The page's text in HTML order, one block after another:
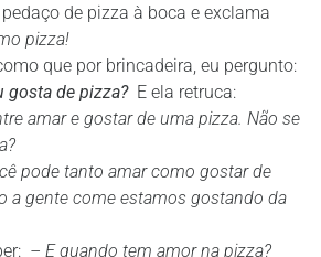
de pizza à boca e exclama
pizza!
que por brincadeira, eu pergunto:
gosta de pizza?E ela retruca:
amar e gostar de uma pizza. Não se
pode tanto amar como gostar de
a gente come estamos gostando da
– E quando tem amor na pizza?